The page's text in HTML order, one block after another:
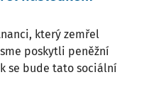
který zemřel
poskytli peněžní
se bude tato sociální